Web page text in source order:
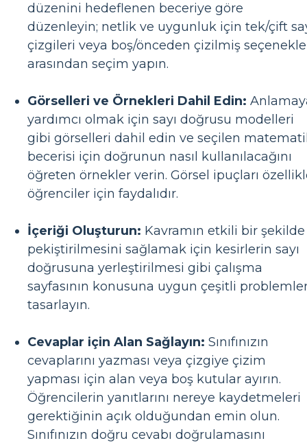
düzenini hedeflenen beceriye göre
düzenleyin; netlik ve uygunluk için tek/çift
çizgileri veya boş/önceden çizilmiş
arasından seçim yapın.
Görselleri ve Örnekleri Dahil Edin:
yardımcı olmak için sayı doğrusu modelleri
gibi görselleri dahil edin ve seçilen
becerisi için doğrunun nasıl kullanılacağını
öğreten örnekler verin. Görsel ipuçları
öğrenciler için faydalıdır.
İçeriği Oluşturun: Kavramın etkili bir şekilde
pekiştirilmesini sağlamak için kesirlerin sayı
doğrusuna yerleştirilmesi gibi çalışma
sayfasının konusuna uygun çeşitli
tasarlayın.
Cevaplar için Alan Sağlayın: Sınıfınızın
cevaplarını yazması veya çizgiye çizim
yapması için alan veya boş kutular ayırın.
Öğrencilerin yanıtlarını nereye kaydetmeleri
gerektiğinin açık olduğundan emin olun.
Sınıfınızın doğru cevabı doğrulamasını